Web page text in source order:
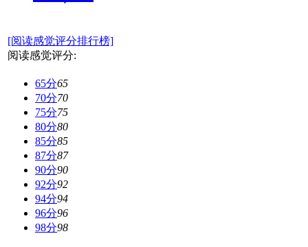
[阅读感觉评分排行榜]
阅读感觉评分:
65分65
70分70
75分75
80分80
85分85
87分87
90分90
92分92
94分94
96分96
98分98